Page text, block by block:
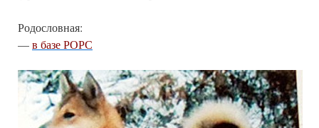
Родословная:
—в базе РОРС